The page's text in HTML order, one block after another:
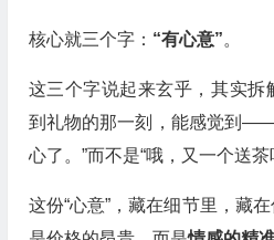
核心就三个字： “有心意”。
这三个字说起来玄乎，其实拆
到礼物的那一刻，能感觉到
心了。”而不是“哦，又一个送茶
这份“心意”，藏在细节里，藏